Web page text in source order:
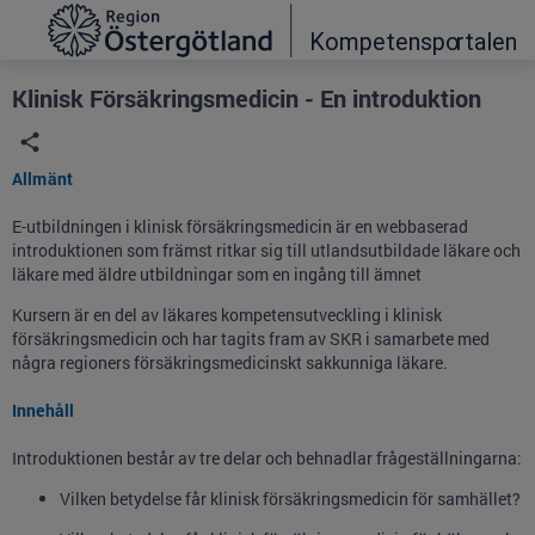
Grade
Portal
Klinisk Försäkringsmedicin - En introduktion
Allmänt
E-utbildningen i klinisk försäkringsmedicin är en webbaserad
introduktionen som främst ritkar sig till utlandsutbildade läkare och
läkare med äldre utbildningar som en ingång till ämnet
Kursern är en del av läkares kompetensutveckling i klinisk
försäkringsmedicin och har tagits fram av SKR i samarbete med
några regioners försäkringsmedicinskt sakkunniga läkare.
Innehåll
Introduktionen består av tre delar och behnadlar frågeställningarna:
Vilken betydelse får klinisk försäkrings­medicin för samhället?